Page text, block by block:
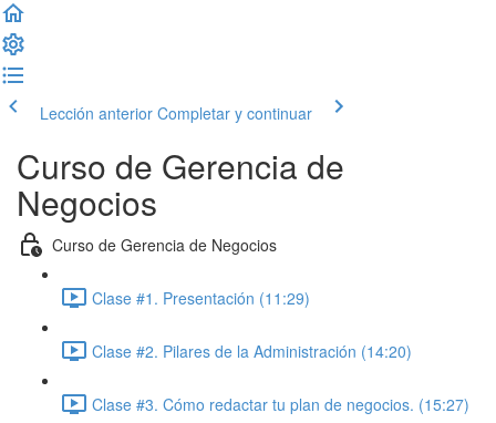
Lección anterior Completar y continuar
Curso de Gerencia de
Negocios
Curso de Gerencia de Negocios
Clase #1. Presentación (11:29)
Clase #2. Pilares de la Administración (14:20)
Clase #3. Cómo redactar tu plan de negocios. (15:27)